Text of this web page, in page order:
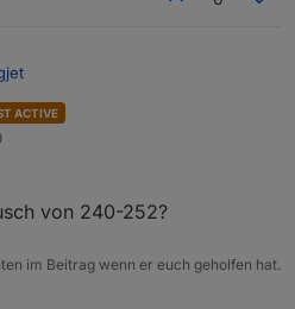
- und ohne "depp"
ACTIVE
von 240-252?
im Beitrag wenn er euch geholfen hat.